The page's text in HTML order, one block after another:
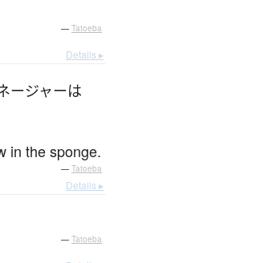
— Tatoeba
Details ▸
ージャーは
in the sponge.
— Tatoeba
Details ▸
— Tatoeba